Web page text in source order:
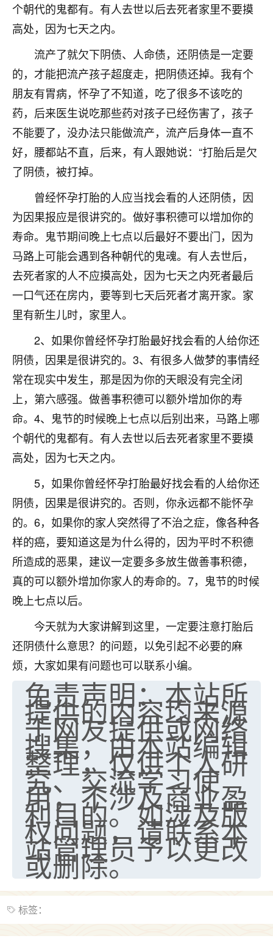
个朝代的鬼都有。有人去世以后去死者家里不要摸
高处，因为七天之内。
流产了就欠下阴债、人命债，还阴债是一定要
的，才能把流产孩子超度走，把阴债还掉。我有个
朋友有胃病，怀孕了不知道，吃了很多不该吃的
药，后来医生说吃那些药对孩子已经伤害了，孩子
不能要了，没办法只能做流产，流产后身体一直不
好，腰都站不直，后来，有人跟她说：“打胎后是欠
了阴债，被打掉。
曾经怀孕打胎的人应当找会看的人还阴债，因
为因果报应是很讲究的。做好事积德可以增加你的
寿命。鬼节期间晚上七点以后最好不要出门，因为
马路上可能会遇到各种朝代的鬼魂。有人去世后，
去死者家的人不应摸高处，因为七天之内死者最后
一口气还在房内，要等到七天后死者才离开家。家
里有新生儿时，家里人。
2、如果你曾经怀孕打胎最好找会看的人给你还
阴债，因果是很讲究的。3、有很多人做梦的事情经
常在现实中发生，那是因为你的天眼没有完全闭
上，第六感强。做善事积德可以额外增加你的寿
命。4、鬼节的时候晚上七点以后别出来，马路上哪
个朝代的鬼都有。有人去世以后去死者家里不要摸
高处，因为七天之内。
5，如果你曾经怀孕打胎最好找会看的人给你还
阴债，因果是很讲究的。否则，你永远都不能怀孕
的。6，如果你的家人突然得了不治之症，像各种各
样的癌，要知道这是为什么得的，因为平时不积德
所造成的恶果，建议一定要多多放生做善事积德，
真的可以额外增加你家人的寿命的。7，鬼节的时候
晚上七点以后。
今天就为大家讲解到这里，一定要注意打胎后
还阴债什么意思？的问题，以免引起不必要的麻
烦，大家如果有问题也可以联系小编。
免责声明：本站所
提供的内容均来源
于网友提供或网络
搜集，由本站编辑
整理，仅供个人研
究、交流学习使
用，不涉及商业盈
利目的。如涉及版
权问题，请联系本
站管理员予以更改
或删除。
标签：
我身体不太好，总是病病殃殃的，去检查又没什么大
问题，反正就是不舒服。中医西医看遍了，找不到问
题，后来无意中看到有人推荐慧来老师，跟老师聊过
之后，心情豁然开朗，也听老师建议，处理了一些因
果问题。今年以来，身体比以前好多，主要是心情好
了，老师说境随心转，现在深有体会了。
鹿森：是的，其实跟老师聊过之后，最大的感
触，首先就是心态会变好，万般皆是命，半点
不由人！
1天前 来自四川 9
金白水清
我也想找老师看看，有没有人给个联系方式的啊？
鹿森：慧来老师微信：gjsy0624
1天前 来自江西 12
青春168
我也想要，我也想要！
2天前 来自山西
Jessica李
老师做不做超度法事？我想给我奶奶做超度，她今年
刚去世了。
七零老顽童：我母亲前年离世，刚开始我经常
做梦梦见她，后来也是朋友介绍，找到慧来老
师，安排了超度法事，做梦再也没有梦到过
了，一开始是半信半疑的，图个心安，给亡母
2天前 来自云南 11
优秀的张同学
老师收徒吗？？我对这些很感兴趣
2天前 来自山西 15